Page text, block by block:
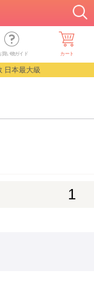
買い物ガイド カート
日本最大級
1